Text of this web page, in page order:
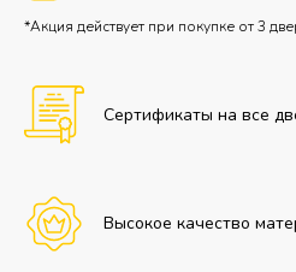
*Акция действует при покупке от 3
Сертификаты на все
Высокое качество